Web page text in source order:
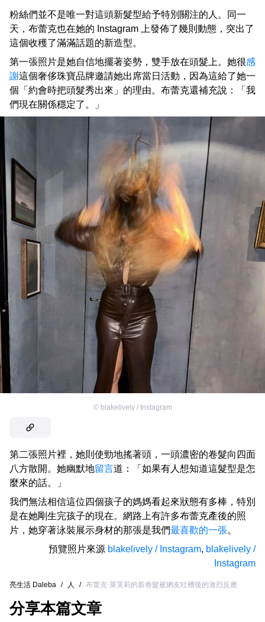
粉絲們並不是唯一對這頭新髮型給予特別關注的人。同一
天，布蕾克也在她的 Instagram 上發佈了幾則動態，突出了
這個收穫了滿滿話題的新造型。
第一張照片是她自信地擺著姿勢，雙手放在頭髮上。她很感
謝這個奢侈珠寶品牌邀請她出席當日活動，因為這給了她一
個「約會時把頭髮秀出來」的理由。布蕾克還補充說：「我
們現在關係穩定了。」
© blakelively / Instagram
第二張照片裡，她則使勁地搖著頭，一頭濃密的卷髮向四面
八方散開。她幽默地留言道：「如果有人想知道這髮型是怎
麼來的話。」
我們無法相信這位四個孩子的媽媽看起來狀態有多棒，特別
是在她剛生完孩子的現在。網路上有許多布蕾克產後的照
片，她穿著泳裝展示身材的那張是我們最喜歡的一張。
預覽照片來源 blakelively / Instagram, blakelively /
Instagram
亮生活 Daleba / 人 / 布蕾克·萊芙莉的新卷髮被網友吐槽後的激烈反應
分享本篇文章